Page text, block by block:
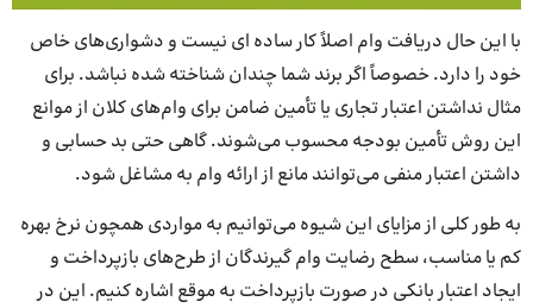
با این حال دریافت وام اصلاً کار ساده ای نیست و دشواری‌های خاص
خود را دارد. خصوصاً اگر برند شما چندان شناخته شده نباشد. برای
مثال نداشتن اعتبار تجاری یا تأمین ضامن برای وام‌های کلان از موانع
این روش تأمین بودجه محسوب می‌شوند. گاهی حتی بد حسابی و
داشتن اعتبار منفی می‌توانند مانع از ارائه وام به مشاغل شود.
به طور کلی از مزایای این شیوه می‌توانیم به مواردی همچون نرخ بهره
کم یا مناسب، سطح رضایت وام گیرندگان از طرح‌های بازپرداخت و
ایجاد اعتبار بانکی در صورت بازپرداخت به موقع اشاره کنیم. این در